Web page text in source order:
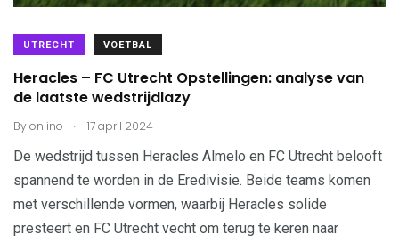
UTRECHT VOETBAL
Heracles – FC Utrecht Opstellingen: analyse van
de laatste wedstrijdlazy
Byonlino . 17 april 2024
De wedstrijd tussen Heracles Almelo en FC Utrecht belooft
spannend te worden in de Eredivisie. Beide teams komen
met verschillende vormen, waarbij Heracles solide
presteert en FC Utrecht vecht om terug te keren naar